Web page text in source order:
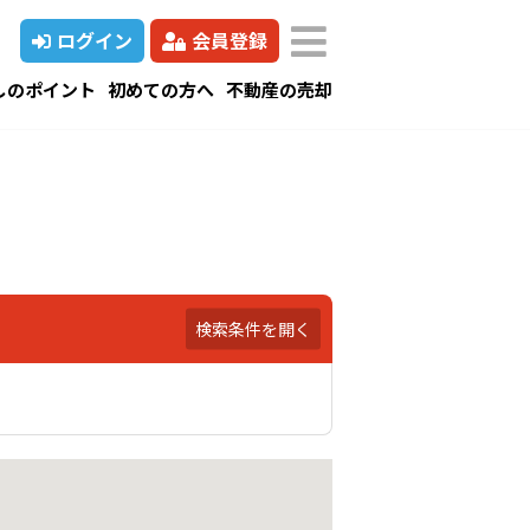
ログイン 会員登録
のポイント 初めての方へ 不動産の売却
検索条件を開く